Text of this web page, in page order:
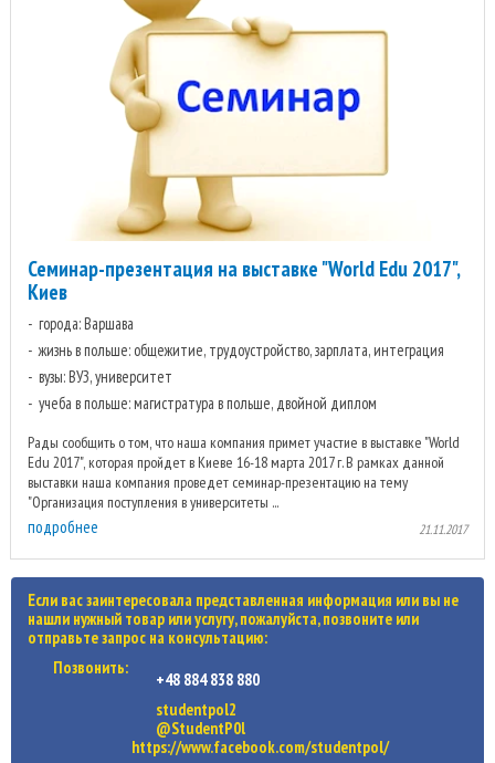
Семинар-презентация на выставке "World Edu 2017",
Киев
города: Варшава
жизнь в польше: общежитие, трудоустройство, зарплата, интеграция
вузы: ВУЗ, университет
учеба в польше: магистратура в польше, двойной диплом
Рады сообщить о том, что наша компания примет участие в выставке "World
Edu 2017", которая пройдет в Киеве 16-18 марта 2017 г. В рамках данной
выставки наша компания проведет семинар-презентацию на тему
"Организация поступления в университеты ...
подробнее 21.11.2017
Если вас заинтересовала представленная информация или вы не
нашли нужный товар или услугу, пожалуйста, позвоните или
отправьте запрос на консультацию:
Позвонить:
+48 884 838 880
studentpol2
@StudentP0l
https://www.facebook.com/studentpol/